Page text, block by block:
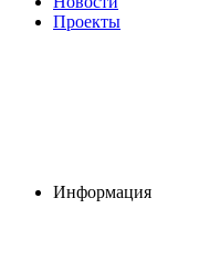
Проекты
Информация